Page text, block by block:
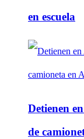
en escuela
Detienen
de